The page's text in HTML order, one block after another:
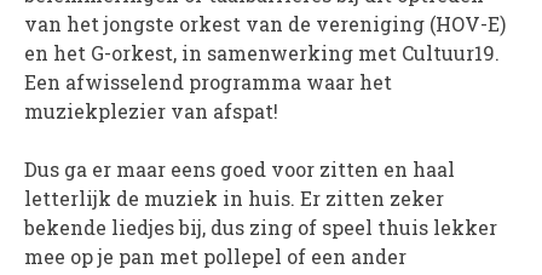
OVER ONS
Wie zijn we?
Dirigenten
Verenigingsstukken
Partners
van het jongste orkest van de vereniging (HOV-E)
en het G-orkest, in samenwerking met Cultuur19.
Een afwisselend programma waar het
muziekplezier van afspat!
Dus ga er maar eens goed voor zitten en haal
letterlijk de muziek in huis. Er zitten zeker
bekende liedjes bij, dus zing of speel thuis lekker
mee op je pan met pollepel of een ander